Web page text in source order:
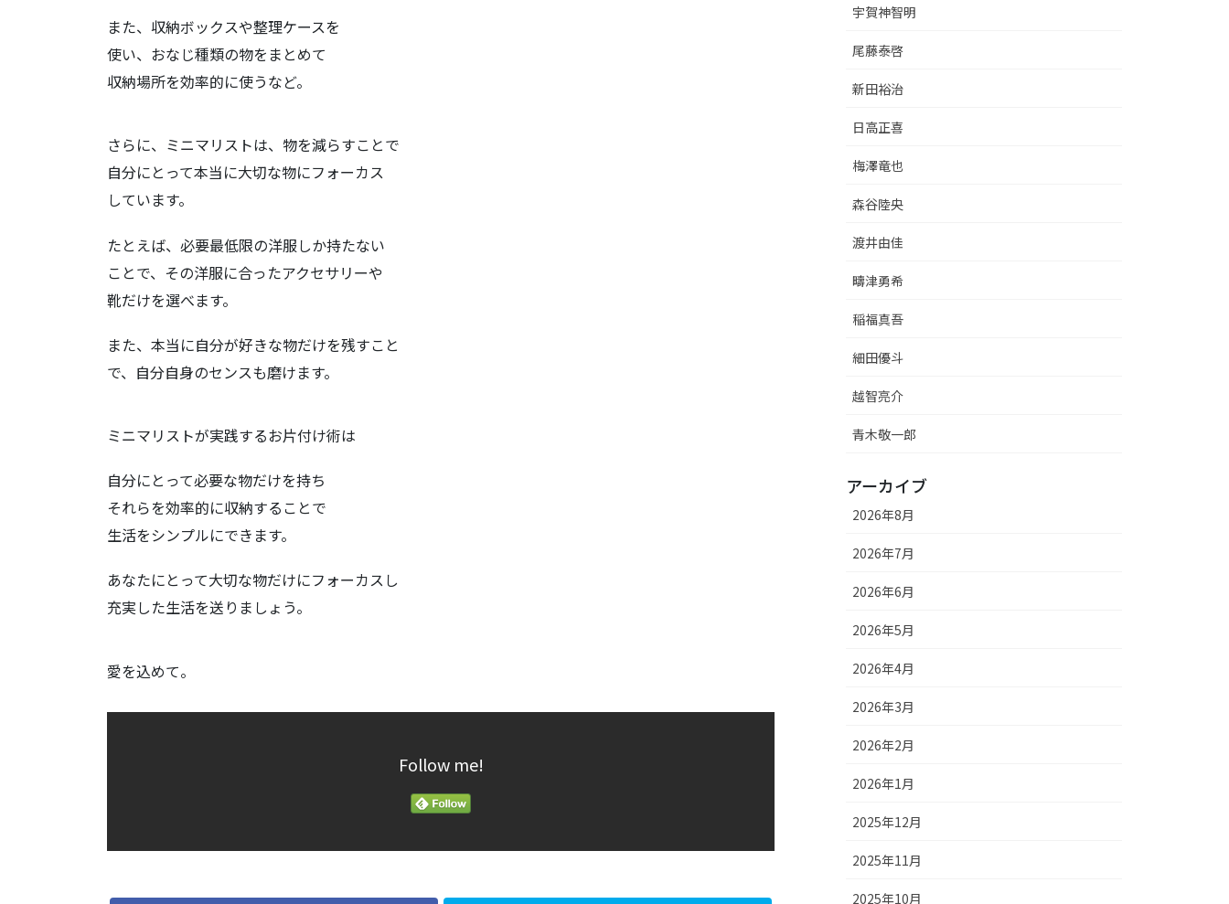
また、収納ボックスや整理ケースを
使い、おなじ種類の物をまとめて
収納場所を効率的に使うなど。
さらに、ミニマリストは、物を減らすことで
自分にとって本当に大切な物にフォーカス
しています。
たとえば、必要最低限の洋服しか持たない
ことで、その洋服に合ったアクセサリーや
靴だけを選べます。
また、本当に自分が好きな物だけを残すこと
で、自分自身のセンスも磨けます。
ミニマリストが実践するお片付け術は
自分にとって必要な物だけを持ち
それらを効率的に収納することで
生活をシンプルにできます。
あなたにとって大切な物だけにフォーカスし
充実した生活を送りましょう。
愛を込めて。
Follow me!
宇賀神智明
尾藤泰啓
新田裕治
日高正喜
梅澤竜也
森谷陸央
渡井由佳
疇津勇希
稲福真吾
細田優斗
越智亮介
青木敬一郎
アーカイブ
2026年8月
2026年7月
2026年6月
2026年5月
2026年4月
2026年3月
2026年2月
2026年1月
2025年12月
2025年11月
2025年10月